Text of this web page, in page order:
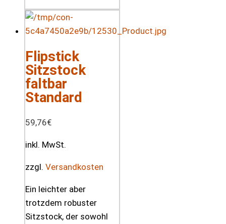
Flipstick
Sitzstock
faltbar
Standard
59,76€
inkl. MwSt.
zzgl. Versandkosten
Ein leichter aber
trotzdem robuster
Sitzstock, der sowohl